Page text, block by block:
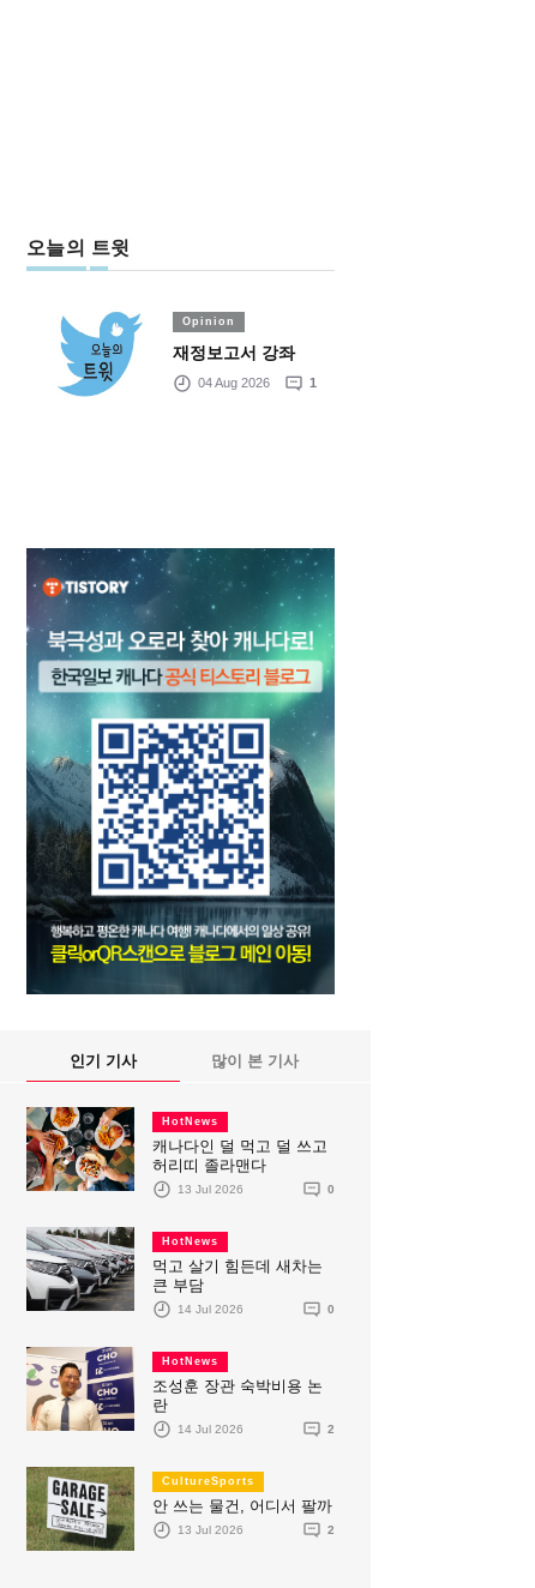
오늘의 트윗
Opinion
재정보고서 강좌
04 Aug 2026 1
인기 기사 많이 본 기사
HotNews
캐나다인 덜 먹고 덜 쓰고
허리띠 졸라맨다
13 Jul 2026 0
HotNews
먹고 살기 힘든데 새차는
큰 부담
14 Jul 2026 0
HotNews
조성훈 장관 숙박비용 논
란
14 Jul 2026 2
CultureSports
안 쓰는 물건, 어디서 팔까
13 Jul 2026 2